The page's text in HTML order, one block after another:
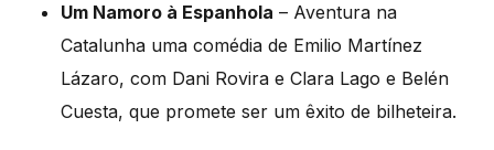
Um Namoro à Espanhola – Aventura na
Catalunha uma comédia de Emilio Martínez
Lázaro, com Dani Rovira e Clara Lago e Belén
Cuesta, que promete ser um êxito de bilheteira.